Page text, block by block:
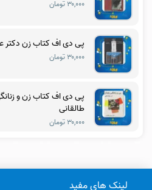
۳۰,۰۰۰ تومان
پی دی اف کتاب زن دکتر
۳۰,۰۰۰ تومان
پی دی اف کتاب زن و
طالقانی
۳۰,۰۰۰ تومان
لینک های مفید